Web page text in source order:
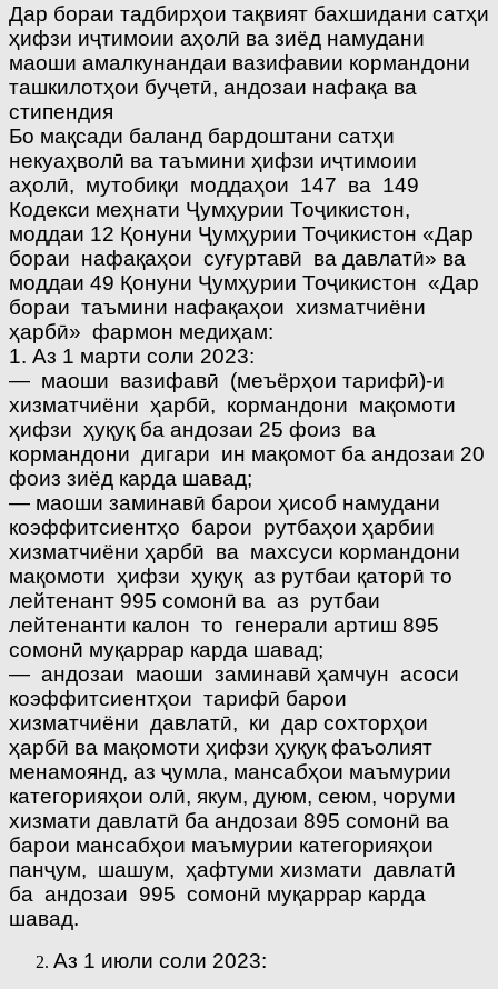
Дар бораи тадбирҳои тақвият бахшидани сатҳи
ҳифзи иҷтимоии аҳолӣ ва зиёд намудани
маоши амалкунандаи вазифавии кормандони
ташкилотҳои буҷетӣ, андозаи нафақа ва
стипендия
Бо мақсади баланд бардоштани сатҳи
некуаҳволӣ ва таъмини ҳифзи иҷтимоии
аҳолӣ, мутобиқи моддаҳои 147 ва 149
Кодекси меҳнати Ҷумҳурии Тоҷикистон,
моддаи 12 Қонуни Ҷумҳурии Тоҷикистон «Дар
бораи нафақаҳои суғуртавӣ ва давлатӣ» ва
моддаи 49 Қонуни Ҷумҳурии Тоҷикистон «Дар
бораи таъмини нафақаҳои хизматчиёни
ҳарбӣ» фармон медиҳам:
1. Аз 1 марти соли 2023:
— маоши вазифавӣ (меъёрҳои тарифӣ)-и
хизматчиёни ҳарбӣ, кормандони мақомоти
ҳифзи ҳуқуқ ба андозаи 25 фоиз ва
кормандони дигари ин мақомот ба андозаи 20
фоиз зиёд карда шавад;
— маоши заминавӣ барои ҳисоб намудани
коэффитсиентҳо барои рутбаҳои ҳарбии
хизматчиёни ҳарбӣ ва махсуси кормандони
мақомоти ҳифзи ҳуқуқ аз рутбаи қаторӣ то
лейтенант 995 сомонӣ ва аз рутбаи
лейтенанти калон то генерали артиш 895
сомонӣ муқаррар карда шавад;
— андозаи маоши заминавӣ ҳамчун асоси
коэффитсиентҳои тарифӣ барои
хизматчиёни давлатӣ, ки дар сохторҳои
ҳарбӣ ва мақомоти ҳифзи ҳуқуқ фаъолият
менамоянд, аз ҷумла, мансабҳои маъмурии
категорияҳои олӣ, якум, дуюм, сеюм, чоруми
хизмати давлатӣ ба андозаи 895 сомонӣ ва
барои мансабҳои маъмурии категорияҳои
панҷум, шашум, ҳафтуми хизмати давлатӣ
ба андозаи 995 сомонӣ муқаррар карда
шавад.
Аз 1 июли соли 2023: